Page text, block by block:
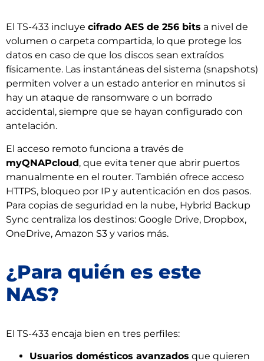
El TS-433 incluye cifrado AES de 256 bits a nivel de
volumen o carpeta compartida, lo que protege los
datos en caso de que los discos sean extraídos
físicamente. Las instantáneas del sistema (snapshots)
permiten volver a un estado anterior en minutos si
hay un ataque de ransomware o un borrado
accidental, siempre que se hayan configurado con
antelación.
El acceso remoto funciona a través de
myQNAPcloud, que evita tener que abrir puertos
manualmente en el router. También ofrece acceso
HTTPS, bloqueo por IP y autenticación en dos pasos.
Para copias de seguridad en la nube, Hybrid Backup
Sync centraliza los destinos: Google Drive, Dropbox,
OneDrive, Amazon S3 y varios más.
¿Para quién es este
NAS?
El TS-433 encaja bien en tres perfiles:
Usuarios domésticos avanzados que quieren